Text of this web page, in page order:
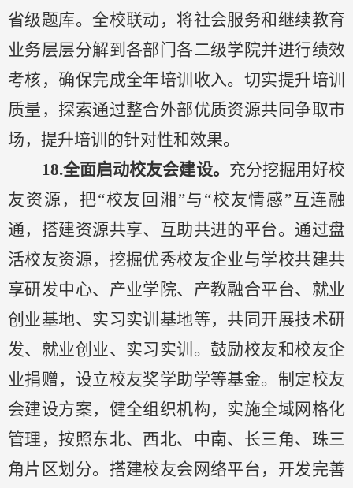
省级题库。全校联动，将社会服务和继续教育
业务层层分解到各部门各二级学院并进行绩效
考核，确保完成全年培训收入。切实提升培训
质量， 探索通过整合外部优质资源共同争取市
场，提升培训的针对性和效果。
18.全面启动校友会建设。 充分挖掘用好校
友资源，把“校友回湘”与“校友情感”互连融
通，搭建资源共享、互助共进的平台。通过盘
活校友资源，挖掘优秀校友企业与学校共建共
享研发中心、产业学院、产教融合平台、就业
创业基地、实习实训基地等，共同开展技术研
发、就业创业、实习实训。鼓励校友和校友企
业捐赠，设立校友奖学助学等基金。制定校友
会建设方案，健全组织机构，实施全域网格化
管理 ，按照东北、西北、中南、长三角、珠三
角片区划分。搭建校友会网络平台，开发完善